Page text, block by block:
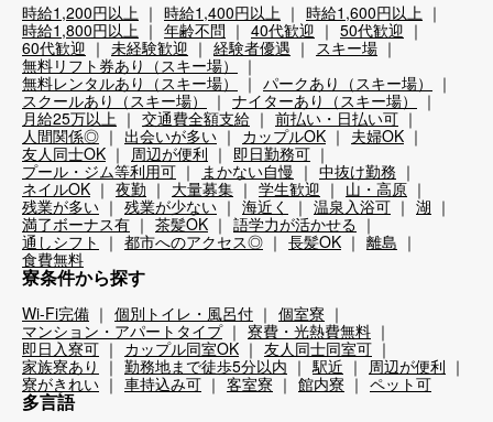
時給1,200円以上 時給1,400円以上
時給1,600円以上
時給1,800円以上
年齢不問 40代歓迎
50代歓迎
60代歓迎
未経験歓迎 経験者優遇
スキー場
無料リフト券あり（スキー場）
無料レンタルあり（スキー場）
パークあり（スキー場）
スクールあり（スキー場）
ナイターあり（スキー場）
月給25万以上
交通費全額支給
前払い・日払い可
人間関係◎
出会いが多い カップルOK
夫婦OK
友人同士OK
周辺が便利
即日勤務可
プール・ジム等利用可
まかない自慢
中抜け勤務
ネイルOK
夜勤 大量募集 学生歓迎
山・高原
残業が多い
残業が少ない 海近く 温泉入浴可
湖
満了ボーナス有
茶髪OK
語学力が活かせる
通しシフト
都市へのアクセス◎ 長髪OK
離島
食費無料
寮条件から探す
Wi-Fi完備 個別トイレ・風呂付
個室寮
マンション・アパートタイプ
寮費・光熱費無料
即日入寮可
カップル同室OK
友人同士同室可
家族寮あり
勤務地まで徒歩5分以内 駅近
周辺が便利
寮がきれい
車持込み可 客室寮 館内寮 ペット可
多言語